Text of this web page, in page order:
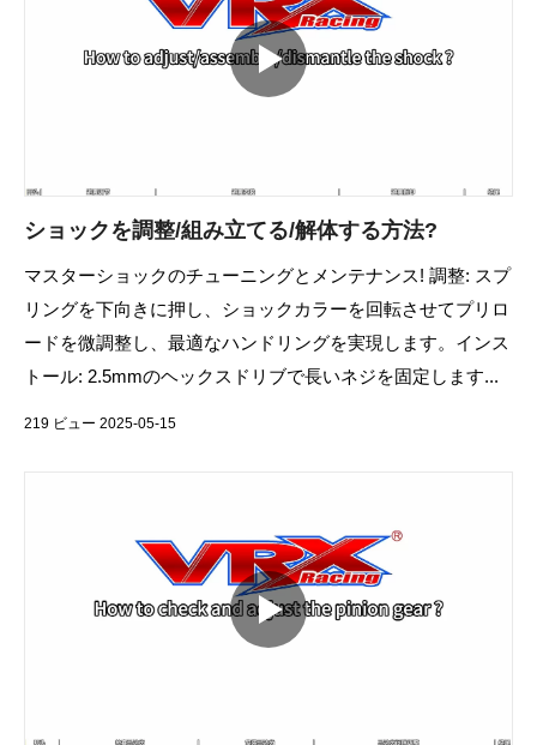
ショックを調整/組み立てる/解体する方法?
マスターショックのチューニングとメンテナンス! 調整: スプ
リングを下向きに押し、ショックカラーを回転させてプリロ
ードを微調整し、最適なハンドリングを実現します。インス
トール: 2.5mmのヘックスドリブで長いネジを固定します...
219 ビュー 2025-05-15